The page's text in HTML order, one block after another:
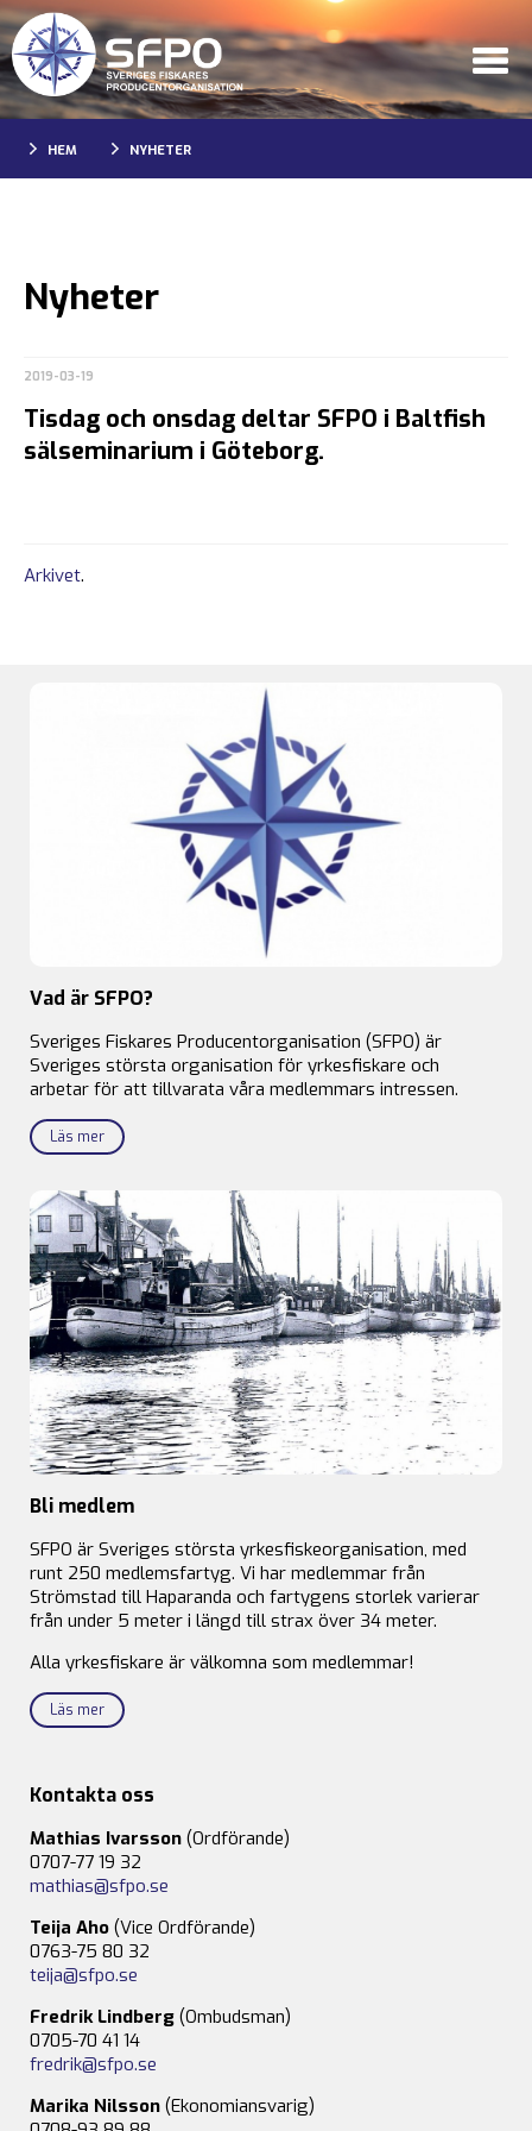
HEM NYHETER
Nyheter
2019-03-19
Tisdag och onsdag deltar SFPO i Baltfish
sälseminarium i Göteborg.
Arkivet.
Vad är SFPO?
Sveriges Fiskares Producentorganisation (SFPO) är
Sveriges största organisation för yrkesfiskare och
arbetar för att tillvarata våra medlemmars intressen.
Läs mer
Bli medlem
SFPO är Sveriges största yrkesfiskeorganisation, med
runt 250 medlemsfartyg. Vi har medlemmar från
Strömstad till Haparanda och fartygens storlek varierar
från under 5 meter i längd till strax över 34 meter.
Alla yrkesfiskare är välkomna som medlemmar!
Läs mer
Kontakta oss
Mathias Ivarsson (Ordförande)
0707-77 19 32
mathias@sfpo.se
Teija Aho (Vice Ordförande)
0763-75 80 32
teija@sfpo.se
Fredrik Lindberg (Ombudsman)
0705-70 41 14
fredrik@sfpo.se
Marika Nilsson (Ekonomiansvarig)